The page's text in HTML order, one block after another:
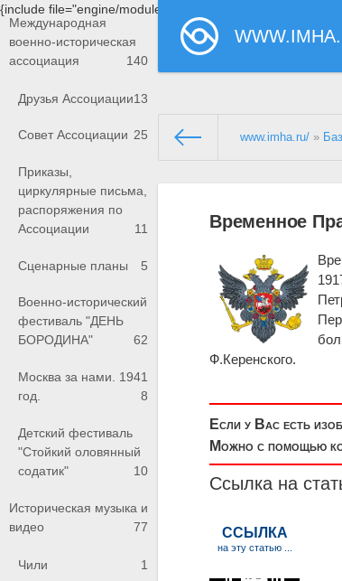
{include file="engine/modules/saperu/head.php"}
Международная
военно-историческая
ассоциация
140
Друзья Ассоциации13
Совет Ассоциации 25
Приказы,
циркулярные письма,
распоряжения по
Ассоциации
11
Сценарные планы 5
Военно-исторический
фестиваль "ДЕНЬ
БОРОДИНА"
62
Москва за нами. 1941
год.
8
Детский фестиваль
"Стойкий оловянный
содатик"
10
Историческая музыка и
видео
77
Чили 1
www.imha.ru/ »
Временное
Ф.Керенского.
Если у Вас есть
Можно с помощью
Ссылка на